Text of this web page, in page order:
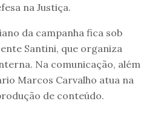
na Justiça.
da campanha fica sob
Santini, que organiza
Na comunicação, além
Marcos Carvalho atua na
de conteúdo.